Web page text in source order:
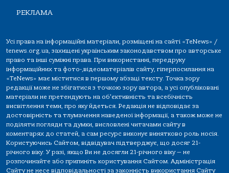
РЕКЛАМА
Усі права на інформаційні матеріали, розміщені на сайті «TeNews» /
tenews.org.ua, захищені українським законодавством про авторське
право та інші суміжні права. При використанні, передруку
інформаційних та фото-,відеоматеріалів сайту, гіперпосилання на
«TeNews» має міститися в першому абзаці тексту. Точка зору
редакції може не збігатися з точкою зору автора, а усі опубліковані
матеріали не претендують на об'єктивність та всебічність
висвітлення теми, про яку йдеться. Редакція не відповідає за
достовірність та тлумачення наведеної інформації, а також може не
поділяти погляди та думки, висловлені читачами сайту в
коментарях до статей, а сам ресурс виконує винятково роль носія.
Користуючись Сайтом, відвідувач підтверджує, що досяг 21-
річного віку. У разі, якщо Ви не досягли 21-річного віку — не
розпочинайте або припиніть користування Сайтом. Адміністрація
Сайту не несе відповідальності за законність використання Сайту